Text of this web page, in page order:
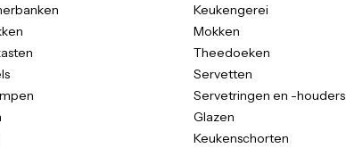
Keukengerei
Mokken
Theedoeken
Servetten
Servetringen en -houders
Glazen
Keukenschorten